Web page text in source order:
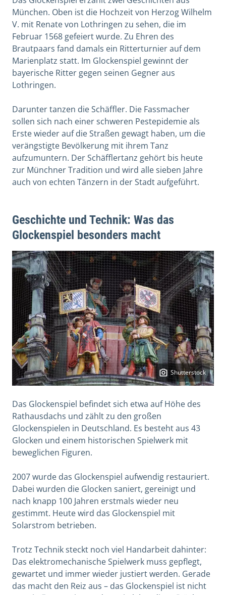
München. Oben ist die Hochzeit von Herzog Wilhelm
V. mit Renate von Lothringen zu sehen, die im
Februar 1568 gefeiert wurde. Zu Ehren des
Brautpaars fand damals ein Ritterturnier auf dem
Marienplatz statt. Im Glockenspiel gewinnt der
bayerische Ritter gegen seinen Gegner aus
Lothringen.
Darunter tanzen die Schäffler. Die Fassmacher
sollen sich nach einer schweren Pestepidemie als
Erste wieder auf die Straßen gewagt haben, um die
verängstigte Bevölkerung mit ihrem Tanz
aufzumuntern. Der Schäfflertanz gehört bis heute
zur Münchner Tradition und wird alle sieben Jahre
auch von echten Tänzern in der Stadt aufgeführt.
Geschichte und Technik: Was das
Glockenspiel besonders macht
Shutterstock
Das Glockenspiel befindet sich etwa auf Höhe des
Rathausdachs und zählt zu den großen
Glockenspielen in Deutschland. Es besteht aus 43
Glocken und einem historischen Spielwerk mit
beweglichen Figuren.
2007 wurde das Glockenspiel aufwendig restauriert.
Dabei wurden die Glocken saniert, gereinigt und
nach knapp 100 Jahren erstmals wieder neu
gestimmt. Heute wird das Glockenspiel mit
Solarstrom betrieben.
Trotz Technik steckt noch viel Handarbeit dahinter:
Das elektromechanische Spielwerk muss gepflegt,
gewartet und immer wieder justiert werden. Gerade
das macht den Reiz aus – das Glockenspiel ist nicht